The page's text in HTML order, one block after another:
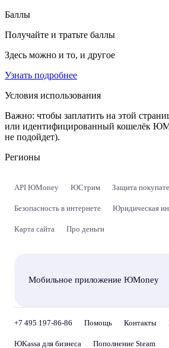
Баллы
Получайте и тратьте баллы
Здесь можно и то, и другое
Узнать подробнее
Условия использования
Важно: чтобы заплатить на этой
или идентифицированный кошелёк
не подойдет).
Регионы
API ЮMoney ЮСтрим Защита
Безопасность в интернете Юридическая
Карта сайта Про деньги
Мобильное приложение ЮMoney
+7 495 197-86-86 Помощь Контакты
ЮKassa для бизнеса Пополнение Steam